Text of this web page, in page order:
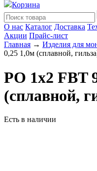
Корзина
О нас Каталог Доставка
Акции Прайс-лист
Главная → Изделия для
0,25 1,0м (сплавной,
РO 1х2 FBT
(сплавной,
Есть в наличии